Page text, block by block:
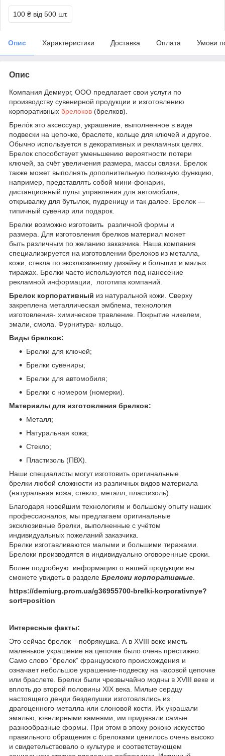
100 ₴ від 500 шт.
Опис Характеристики Доставка Оплата Умови
Опис
Компания Демиург, ООО предлагает свои услуги по
производству сувенирной продукции и изготовлению
корпоративных брелоков (брелков).
Брело́к это аксессуар, украшение, выполненное в виде
подвески на цепочке, браслете, кольце для ключей и другое.
Обычно используется в декоративных и рекламных целях.
Брелок способствует уменьшению вероятности потери
ключей, за счёт увеличения размера, массы связки. Брелок
также может выполнять дополнительную полезную функцию,
например, представлять собой мини-фонарик,
дистанционный пульт управления для автомобиля,
открывалку для бутылок, пудреницу и так далее. Брелок —
типичный сувенир или подарок.
Брелки возможно изготовить различной формы и
размера. Для изготовления брелков материал может
быть различным по желанию заказчика. Наша компания
специализируется на изготовлении брелоков из металла,
кожи, стекла по эксклюзивному дизайну в больших и малых
тиражах. Брелки часто используются под нанесение
рекламной информации, логотипа компаний.
Брелок корпоративный из натуральной кожи. Сверху
закреплена металлическая эмблема, технология
изготовления- химическое травление. Покрытие никелем,
эмали, смола. Фурнитура- кольцо.
Виды брелков:
Брелки для ключей;
Брелки сувениры;
Брелки для автомобиля;
Брелки с номером (номерки).
Материалы для изготовления брелков:
Металл;
Натуральная кожа;
Стекло;
Пластизоль (ПВХ).
Наши специалисты могут изготовить оригинальные
брелки любой сложности из различных видов материала
(натуральная кожа, стекло, металл, пластизоль).
Благодаря новейшим технологиям и большому опыту наших
профессионалов, мы предлагаем оригинальные
эксклюзивные брелки, выполненные с учётом
индивидуальных пожеланий заказчика.
Брелки изготавливаются малыми и большими тиражами.
Брелоки производятся в индивидуально оговоренные сроки.
Более подробную информацию о нашей продукции вы
сможете увидеть в разделе Брелоки корпоративные
https://demiurg.prom.ua/g36955700-brelki-korporativnye?
sort=position
Интересные факты:
Это сейчас брелок – побрякушка. А в ХVIII веке иметь
маленькое украшение на цепочке было очень престижно.
Само слово “брелок” французского происхождения и
означает небольшое украшение-подвеску на часовой цепочке
или браслете. Брелки были чрезвычайно модны в XVIII веке и
вплоть до второй половины XIX века. Милые сердцу
настоящего денди безделушки изготовлялись из
драгоценного металла или слоновой кости. Их украшали
эмалью, ювелирными камнями, им придавали самые
разнообразные формы. При этом в эпоху рококо искусство
правильного обращения с брелоками ценилось очень высоко
и свидетельствовало о культуре и соответствующем